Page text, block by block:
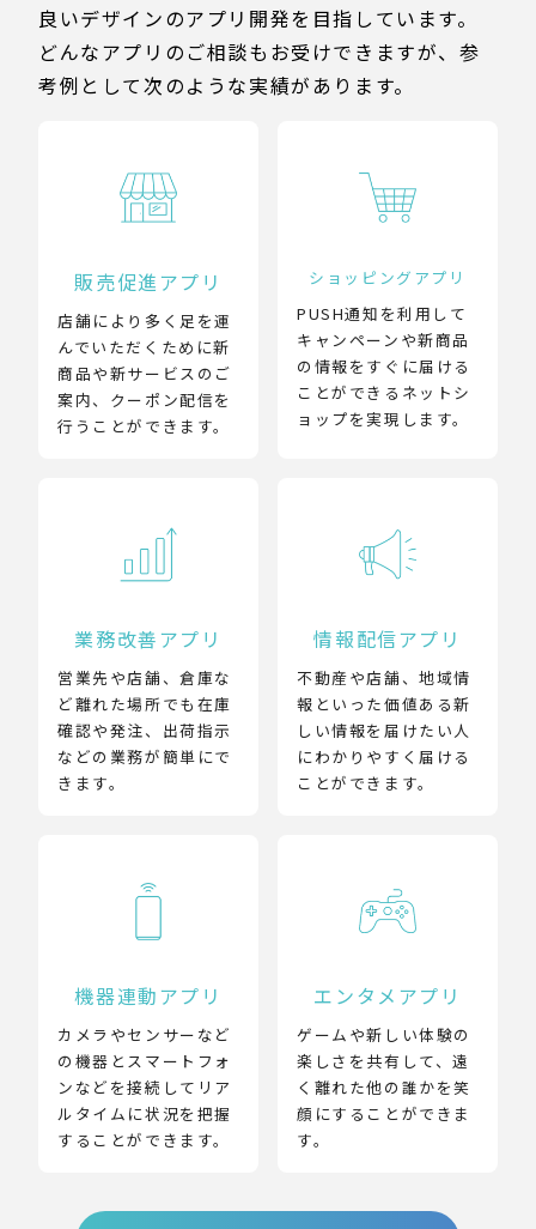
良いデザインのアプリ開発を目指しています。
どんなアプリのご相談もお受けできますが、参
考例として次のような実績があります。
販売促進アプリ
店舗により多く足を運
んでいただくために新
商品や新サービスのご
案内、クーポン配信を
行うことができます。
ショッピングアプリ
PUSH通知を利用して
キャンペーンや新商品
の情報をすぐに届ける
ことができるネットシ
ョップを実現します。
業務改善アプリ
営業先や店舗、倉庫な
ど離れた場所でも在庫
確認や発注、出荷指示
などの業務が簡単にで
きます。
情報配信アプリ
不動産や店舗、地域情
報といった価値ある新
しい情報を届けたい人
にわかりやすく届ける
ことができます。
機器連動アプリ
カメラやセンサーなど
の機器とスマートフォ
ンなどを接続してリア
ルタイムに状況を把握
することができます。
エンタメアプリ
ゲームや新しい体験の
楽しさを共有して、遠
く離れた他の誰かを笑
顔にすることができま
す。